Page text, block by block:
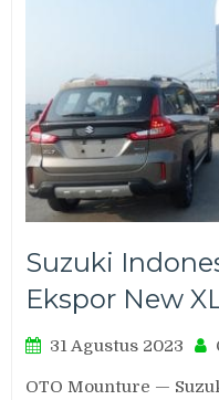
Suzuki
Ekspor New
31 Agustus 2023
OTO Mounture —